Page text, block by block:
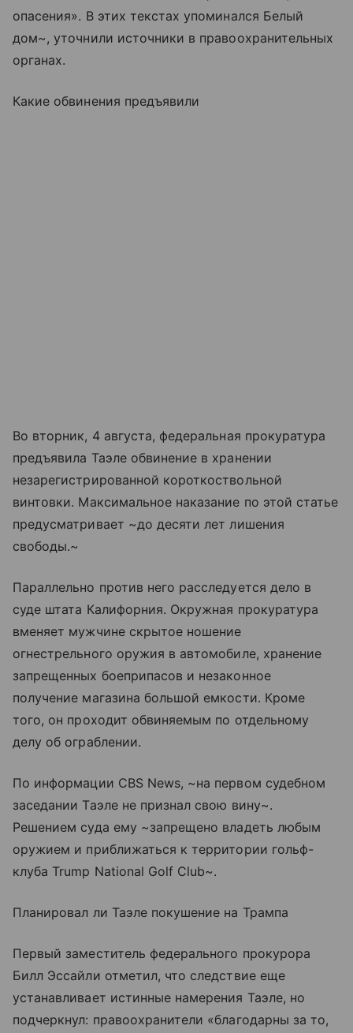
опасения». В этих текстах упоминался Белый
дом~, уточнили источники в правоохранительных
органах.
Какие обвинения предъявили
Во вторник, 4 августа, федеральная прокуратура
предъявила Таэле обвинение в хранении
незарегистрированной короткоствольной
винтовки. Максимальное наказание по этой статье
предусматривает ~до десяти лет лишения
свободы.~
Параллельно против него расследуется дело в
суде штата Калифорния. Окружная прокуратура
вменяет мужчине скрытое ношение
огнестрельного оружия в автомобиле, хранение
запрещенных боеприпасов и незаконное
получение магазина большой емкости. Кроме
того, он проходит обвиняемым по отдельному
делу об ограблении.
По информации CBS News, ~на первом судебном
заседании Таэле не признал свою вину~.
Решением суда ему ~запрещено владеть любым
оружием и приближаться к территории гольф-
клуба Trump National Golf Club~.
Планировал ли Таэле покушение на Трампа
Первый заместитель федерального прокурора
Билл Эссайли отметил, что следствие еще
устанавливает истинные намерения Таэле, но
подчеркнул: правоохранители «благодарны за то,